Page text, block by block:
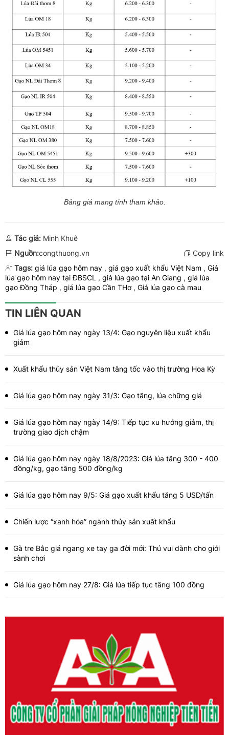
Bảng giá mang tính tham khảo.
Tác giả: Minh Khuê
Nguồn:congthuong.vn
Copy link
Tags: giá lúa gạo hôm nay , giá gạo xuất khẩu Việt Nam , Giá
lúa gạo hôm nay tại ĐBSCL , giá lúa gạo tại An Giang , ​​​​​​​giá lúa
gạo Đồng Tháp , ​​​​​​​giá lúa gạo Cần THơ, Giá lúa gạo cà mau
TIN LIÊN QUAN
Giá lúa gạo hôm nay ngày 13/4: Gạo nguyên liệu xuất khẩu
giảm
Xuất khẩu thủy sản Việt Nam tăng tốc vào thị trường Hoa Kỳ
Giá lúa gạo hôm nay ngày 31/3: Gạo tăng, lúa chững giá
Giá lúa gạo hôm nay ngày 14/9: Tiếp tục xu hướng giảm, thị
trường giao dịch chậm
Giá lúa gạo hôm nay ngày 18/8/2023: Giá lúa tăng 300 - 400
đồng/kg, gạo tăng 500 đồng/kg
Giá lúa gạo hôm nay 9/5: Giá gạo xuất khẩu tăng 5 USD/tấn
Chiến lược “xanh hóa” ngành thủy sản xuất khẩu
Gà tre Bắc giá ngang xe tay ga đời mới: Thú vui dành cho giới
sành chơi
Giá lúa gạo hôm nay 27/8: Giá lúa tiếp tục tăng 100 đồng